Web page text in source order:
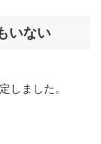
いない
しました。